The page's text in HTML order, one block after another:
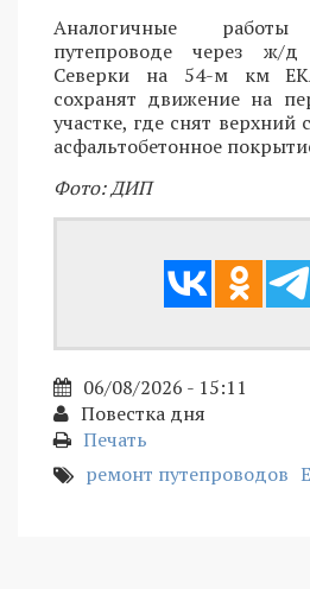
Аналогичные
путепроводе через ж/
Северки на 54-м км
сохранят движение на
участке, где снят верхний
асфальтобетонное
Фото: ДИП
06/08/2026 - 15:11
Повестка дня
Печать
ремонт путепроводов